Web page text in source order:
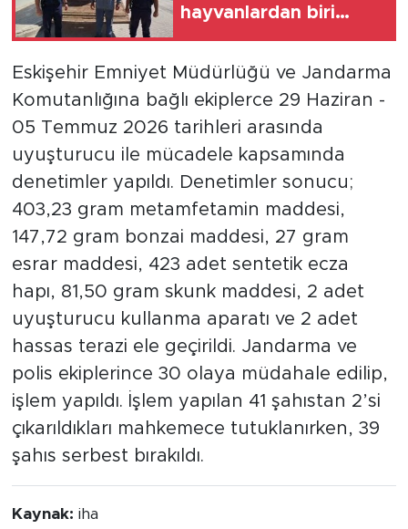
hayvanlardan biri
Eskişehir Emniyet Müdürlüğü ve Jandarma
Komutanlığına bağlı ekiplerce 29 Haziran -
05 Temmuz 2026 tarihleri arasında
uyuşturucu ile mücadele kapsamında
denetimler yapıldı. Denetimler sonucu;
403,23 gram metamfetamin maddesi,
147,72 gram bonzai maddesi, 27 gram
esrar maddesi, 423 adet sentetik ecza
hapı, 81,50 gram skunk maddesi, 2 adet
uyuşturucu kullanma aparatı ve 2 adet
hassas terazi ele geçirildi. Jandarma ve
polis ekiplerince 30 olaya müdahale edilip,
işlem yapıldı. İşlem yapılan 41 şahıstan 2’si
çıkarıldıkları mahkemece tutuklanırken, 39
şahıs serbest bırakıldı.
Kaynak: iha